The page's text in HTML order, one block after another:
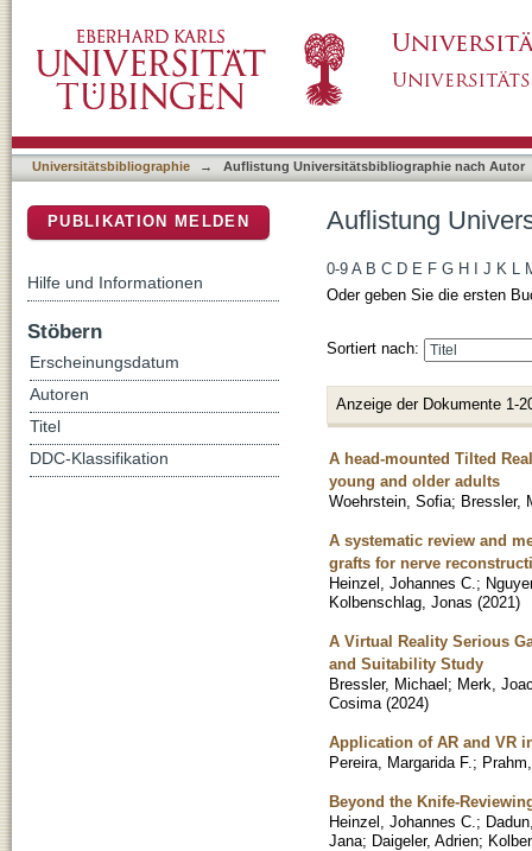
Universitätsbibliographie → Auflistung Universitätsbibliographie nach Autor
Auflistung
0-9 A B C D E F G H J K L
Oder geben Sie die ersten
Sortiert nach:
Anzeige der Dokumente 1-
A head-mounted Tilted
young and older adults
Woehrstein, Sofia; Bressler,
A systematic review and
grafts for nerve
Heinzel, Johannes C. ;
Kolbenschlag, Jonas (2021)
A Virtual Reality Serious
and Suitability Study
Bressler, Michael; Merk,
Cosima (2024)
Application of AR and VR
Pereira, Margarida F. ;
Beyond the Knife-
Heinzel, Johannes C. ;
Jana; Daigeler, Adrien;
PUBLIKATION MELDEN
Hilfe und Informationen
Stöbern
Erscheinungsdatum
Autoren
Titel
DDC-Klassifikation